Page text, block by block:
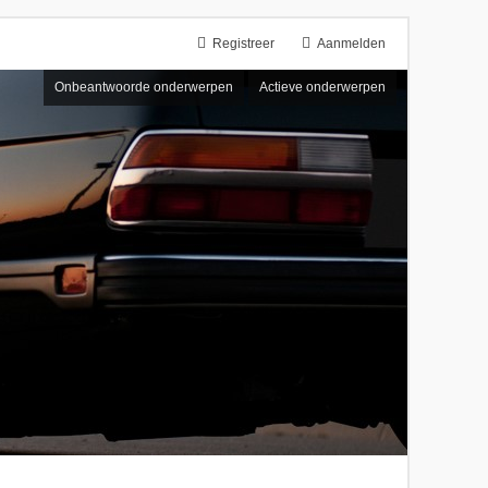
Aanmelden
Registreer
Onbeantwoorde onderwerpen Actieve onderwerpen